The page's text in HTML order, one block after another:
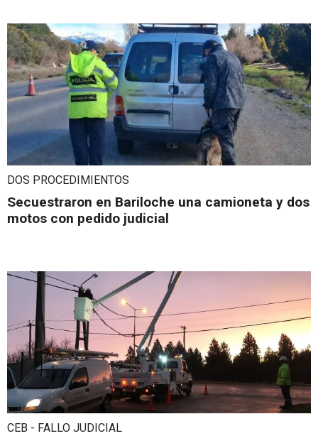
DOS PROCEDIMIENTOS
Secuestraron en Bariloche una camioneta y dos
motos con pedido judicial
CEB - FALLO JUDICIAL